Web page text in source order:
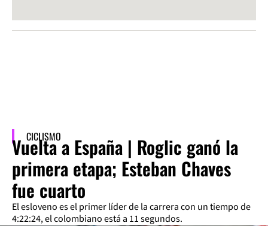
CICLISMO
Vuelta a España | Roglic ganó la
primera etapa; Esteban Chaves
fue cuarto
El esloveno es el primer líder de la carrera con un tiempo de
4:22:24, el colombiano está a 11 segundos.